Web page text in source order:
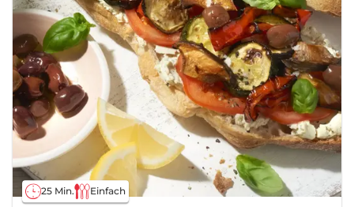
25 Min. Einfach